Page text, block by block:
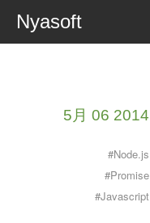
Nyasoft
5月 06 2014
#Node.js
#Promise
#Javascript